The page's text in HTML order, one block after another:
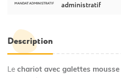
administratif
Description
Le chariot avec galettes